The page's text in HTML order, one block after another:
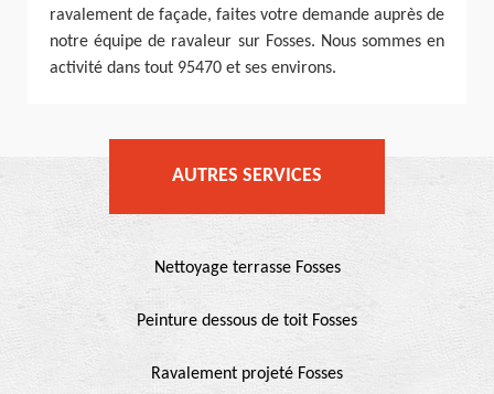
ravalement de façade, faites votre demande auprès de
notre équipe de ravaleur sur Fosses. Nous sommes en
activité dans tout 95470 et ses environs.
AUTRES SERVICES
Nettoyage terrasse Fosses
Peinture dessous de toit Fosses
Ravalement projeté Fosses